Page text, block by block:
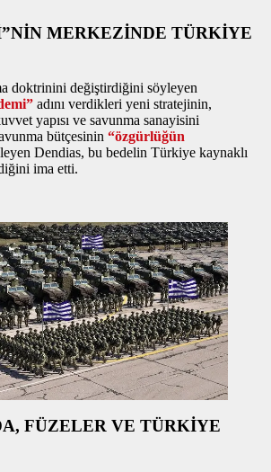
MERKEZİNDE TÜRKİYE
doktrinini değiştirdiğini söyleyen
adını verdikleri yeni stratejinin,
yapısı ve savunma sanayisini
bütçesinin “özgürlüğün
Dendias, bu bedelin Türkiye kaynaklı
ima etti.
FÜZELER VE TÜRKİYE